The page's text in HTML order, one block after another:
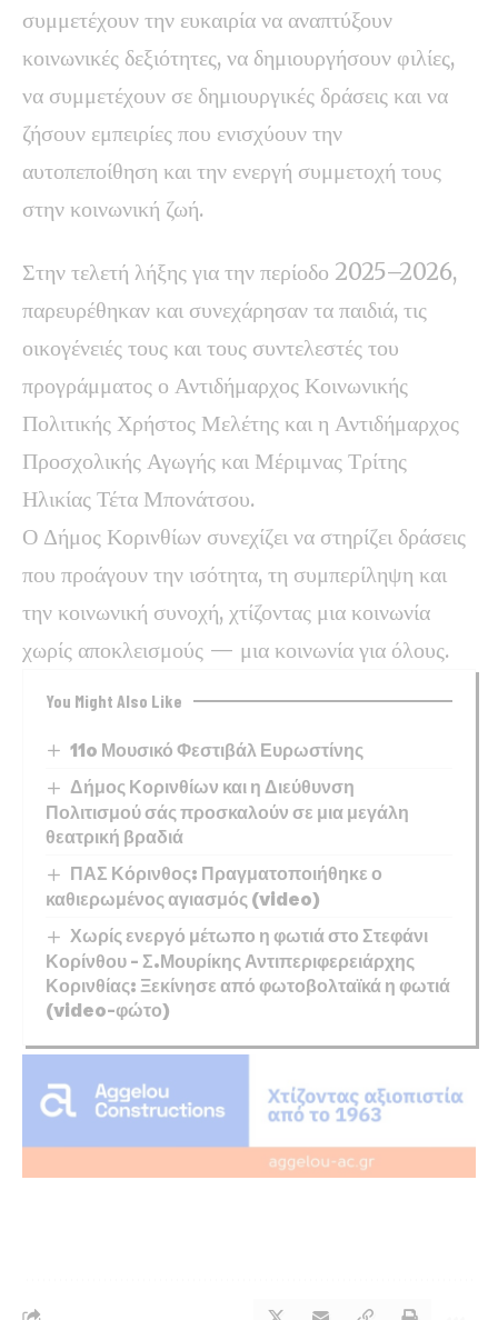
συμμετέχουν την ευκαιρία να αναπτύξουν
κοινωνικές δεξιότητες, να δημιουργήσουν φιλίες,
να συμμετέχουν σε δημιουργικές δράσεις και να
ζήσουν εμπειρίες που ενισχύουν την
αυτοπεποίθηση και την ενεργή συμμετοχή τους
στην κοινωνική ζωή.
Στην τελετή λήξης για την περίοδο 2025–2026,
παρευρέθηκαν και συνεχάρησαν τα παιδιά, τις
οικογένειές τους και τους συντελεστές του
προγράμματος ο Αντιδήμαρχος Κοινωνικής
Πολιτικής Χρήστος Μελέτης και η Αντιδήμαρχος
Προσχολικής Αγωγής και Μέριμνας Τρίτης
Ηλικίας Τέτα Μπονάτσου.
Ο Δήμος Κορινθίων συνεχίζει να στηρίζει δράσεις
που προάγουν την ισότητα, τη συμπερίληψη και
την κοινωνική συνοχή, χτίζοντας μια κοινωνία
χωρίς αποκλεισμούς — μια κοινωνία για όλους.
You Might Also Like
11o Μουσικό Φεστιβάλ Ευρωστίνης
Δήμος Κορινθίων και η Διεύθυνση
Πολιτισμού σάς προσκαλούν σε μια μεγάλη
θεατρική βραδιά
ΠΑΣ Κόρινθος: Πραγματοποιήθηκε ο
καθιερωμένος αγιασμός (video)
Χωρίς ενεργό μέτωπο η φωτιά στο Στεφάνι
Κορίνθου – Σ.Μουρίκης Αντιπεριφερειάρχης
Κορινθίας: Ξεκίνησε από φωτοβολταϊκά η φωτιά
(video-φώτο)